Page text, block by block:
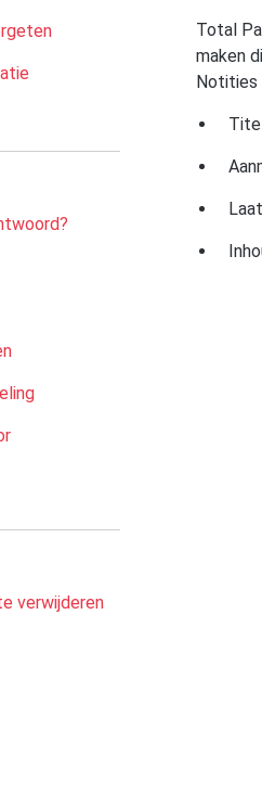
verwijderen
Total
maken
Notities